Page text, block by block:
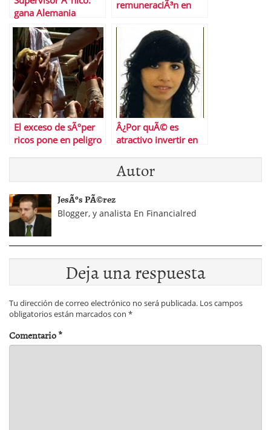
gana Alemania
remuneraciÃ³n en
1,75% o como
traicionar un ideario
El exceso de sÃºper
ricos pone en peligro
Â¿Por quÃ© es
atractivo invertir en
Autor
JesÃºs PÃ©rez
Blogger, y analista En Financialred
Deja una respuesta
Tu dirección de correo electrónico no será publicada. Los campos
obligatorios están marcados con *
Comentario*